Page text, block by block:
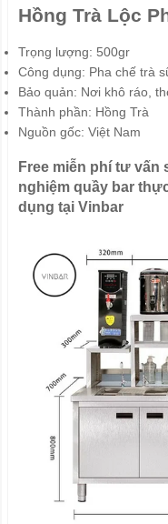
Hồng Trà Lộc
Trọng lượng: 500gr
Công dụng: Pha chế trà
Bảo quản: Nơi khô ráo,
Thành phần: Hồng Trà
Nguồn gốc: Việt Nam
Free miễn phí tư vấn
nghiệm quầy bar
dụng tại Vinbar